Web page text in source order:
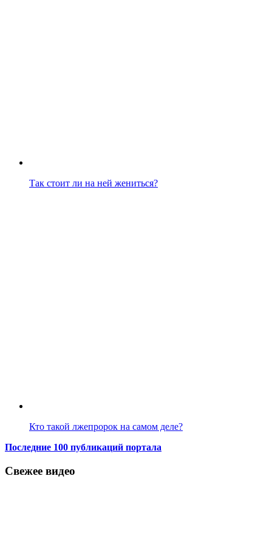
Так стоит ли на ней жениться?
Кто такой лжепророк на самом деле?
Последние 100 публикаций портала
Свежее видео